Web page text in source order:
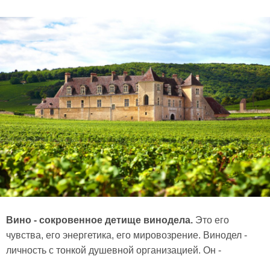
Вино - сокровенное детище винодела. Это его
чувства, его энергетика, его мировозрение. Винодел -
личность с тонкой душевной организацией. Он -